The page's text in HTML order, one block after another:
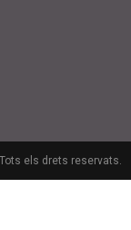
els drets reservats.